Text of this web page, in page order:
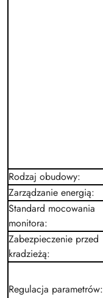
Rodzaj obudowy:
Zarządzanie energią:
Standard mocowania
monitora:
Zabezpieczenie przed
kradzieżą:
Regulacja parametrów: